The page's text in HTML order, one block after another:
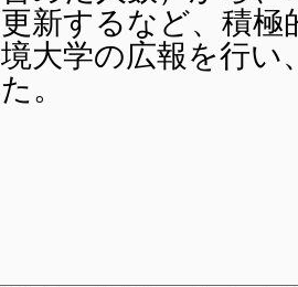
更新するなど、積極
境大学の広報を行い
た。